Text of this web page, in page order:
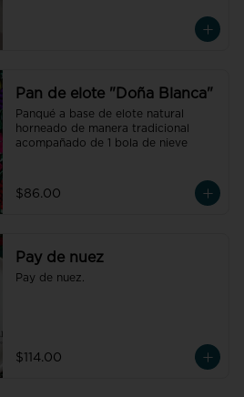
Pan de elote "Doña Blanca"
Panqué a base de elote natural
horneado de manera tradicional
acompañado de 1 bola de nieve
$86.00
Pay de nuez
Pay de nuez.
$114.00